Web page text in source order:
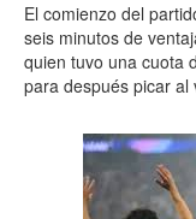
El comienzo del
seis minutos de
quien tuvo una cuota
para después picar